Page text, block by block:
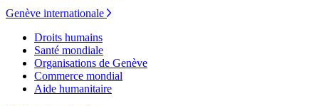
Genève internationale
Droits humains
Santé mondiale
Organisations de Genève
Commerce mondial
Aide humanitaire